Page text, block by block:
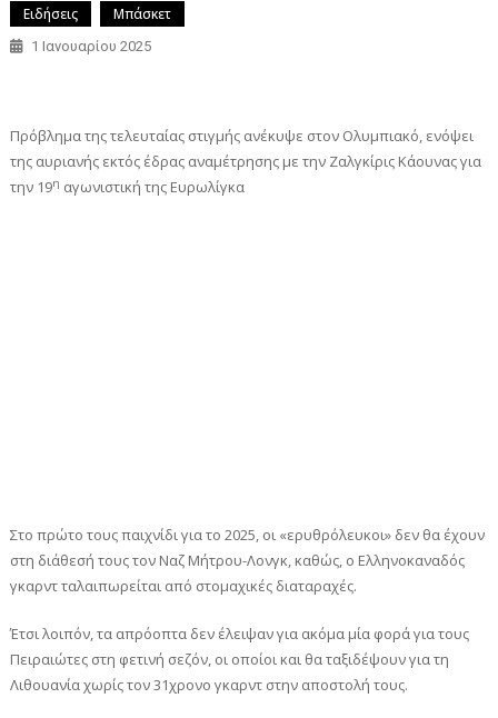
Ειδήσεις Μπάσκετ
1 Ιανουαρίου 2025
Πρόβλημα της τελευταίας στιγμής ανέκυψε στον Ολυμπιακό, ενόψει
της αυριανής εκτός έδρας αναμέτρησης με την Ζαλγκίρις Κάουνας για
την 19η αγωνιστική της Ευρωλίγκα
Στο πρώτο τους παιχνίδι για το 2025, οι «ερυθρόλευκοι» δεν θα έχουν
στη διάθεσή τους τον Ναζ Μήτρου-Λονγκ, καθώς, ο Ελληνοκαναδός
γκαρντ ταλαιπωρείται από στομαχικές διαταραχές.
Έτσι λοιπόν, τα απρόοπτα δεν έλειψαν για ακόμα μία φορά για τους
Πειραιώτες στη φετινή σεζόν, οι οποίοι και θα ταξιδέψουν για τη
Λιθουανία χωρίς τον 31χρονο γκαρντ στην αποστολή τους.